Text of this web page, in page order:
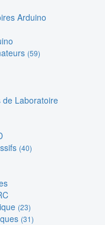
Arduino
(59)
de Laboratoire
(40)
(23)
(31)